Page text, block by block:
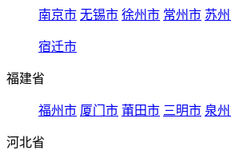
南京市 无锡市 徐州市 常州市 苏
宿迁市
福建省
福州市 厦门市 莆田市 三明市 泉
河北省